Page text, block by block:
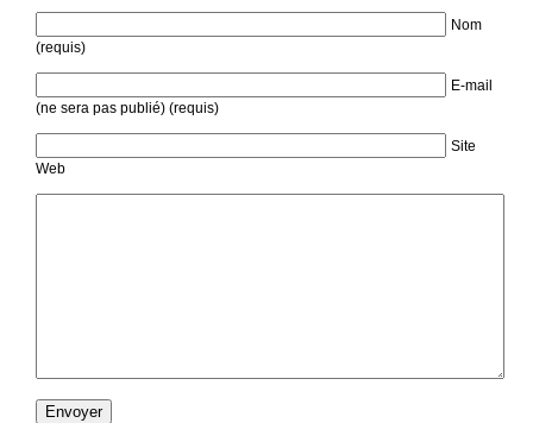
Nom
(requis)
E-mail
(ne sera pas publié) (requis)
Site
Web